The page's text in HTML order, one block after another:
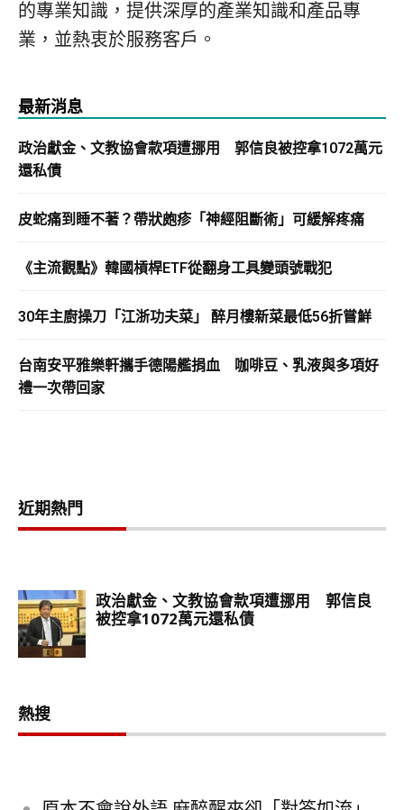
的專業知識，提供深厚的產業知識和產品專
業，並熱衷於服務客戶。
最新消息
政治獻金、文教協會款項遭挪用 郭信良被控拿1072萬元
還私債
皮蛇痛到睡不著？帶狀皰疹「神經阻斷術」可緩解疼痛
《主流觀點》韓國槓桿ETF從翻身工具變頭號戰犯
30年主廚操刀「江浙功夫菜」 醉月樓新菜最低56折嘗鮮
台南安平雅樂軒攜手德陽艦捐血 咖啡豆、乳液與多項好
禮一次帶回家
近期熱門
熱搜